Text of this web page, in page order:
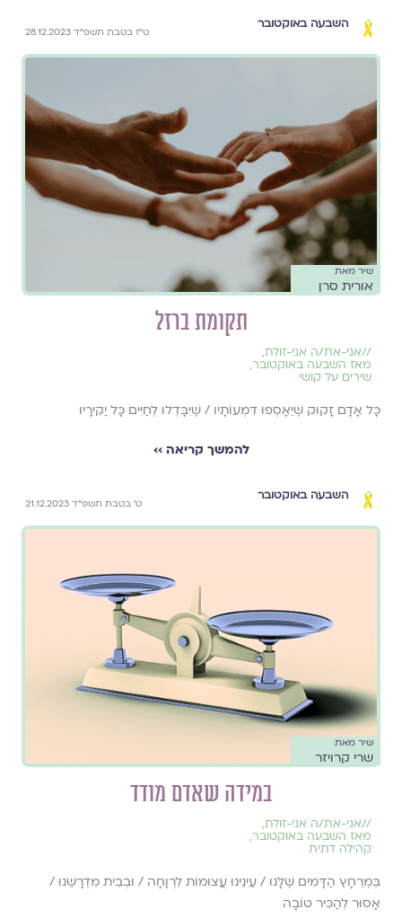
השבעה באוקטובר
ט״ז בטבת תשפ״ד 28.12.2023
שיר מאת
אורית סרן
תקומת ברזל
//אני-את/ה אני-זולת,
מאז השבעה באוקטובר,
שירים על קושי
כָּל אָדָם זָקוּק שֶׁיֵּאָסְפוּ דִּמְעוֹתָיו / שֶׁיִּבָּדְלוּ לְחַיִּים כָּל יַקִּירָיו
להמשך קריאה ››
השבעה באוקטובר
ט׳ בטבת תשפ״ד 21.12.2023
שיר מאת
שרי קרויזר
במידה שאדם מודד
//אני-את/ה אני-זולת,
מאז השבעה באוקטובר,
קהילה דתית
בְּמֶרְחָץ הַדָּמִים שֶׁלָּנוּ / עֵינֵינוּ עֲצוּמוֹת לִרְוָחָה / וּבְבֵית מִדְרָשֵׁנוּ /
אָסוּר לְהַכִּיר טוֹבָה